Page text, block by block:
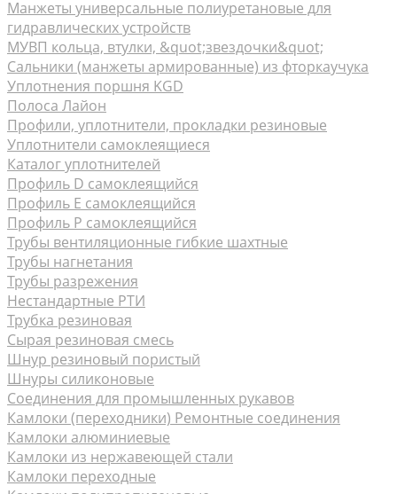
Манжеты универсальные полиуретановые для
гидравлических устройств
МУВП кольца, втулки, &quot;звездочки&quot;
Сальники (манжеты армированные) из фторкаучука
Уплотнения поршня KGD
Полоса Лайон
Профили, уплотнители, прокладки резиновые
Уплотнители самоклеящиеся
Каталог уплотнителей
Профиль D самоклеящийся
Профиль Е самоклеящийся
Профиль P самоклеящийся
Трубы вентиляционные гибкие шахтные
Трубы нагнетания
Трубы разрежения
Нестандартные РТИ
Трубка резиновая
Сырая резиновая смесь
Шнур резиновый пористый
Шнуры силиконовые
Соединения для промышленных рукавов
Камлоки (переходники) Ремонтные соединения
Камлоки алюминиевые
Камлоки из нержавеющей стали
Камлоки переходные